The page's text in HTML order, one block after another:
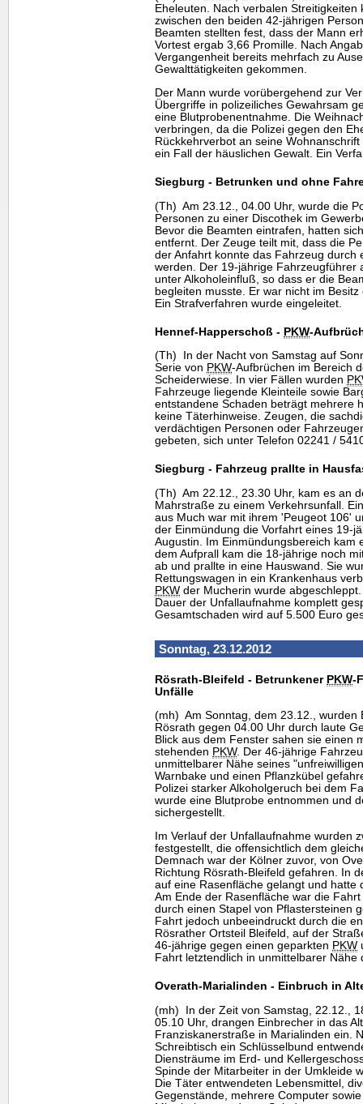
Eheleuten. Nach verbalen
zwischen den beiden 42-jährigen
Beamten stellten fest, dass der Mann
Vortest ergab 3,66 Promille. Nach
Vergangenheit bereits mehrfach zu
Gewalttätigkeiten gekommen.
Der Mann wurde vorübergehend zur
Übergriffe in polizeiliches Gewahrsam
eine Blutprobenentnahme. Die
verbringen, da die Polizei gegen den
Rückkehrverbot an seine
ein Fall der häuslichen Gewalt. Ein
Siegburg - Betrunken und ohne
(Th) Am 23.12., 04.00 Uhr, wurde die
Personen zu einer Discothek im
Bevor die Beamten eintrafen, hatten
entfernt. Der Zeuge teilt mit, dass die
der Anfahrt konnte das Fahrzeug durch
werden. Der 19-jährige Fahrzeugführer
unter Alkoholeinfluß, so dass er die
begleiten musste. Er war nicht im
Ein Strafverfahren wurde eingeleitet.
Hennef-Happerschoß - PKW-
(Th) In der Nacht von Samstag auf
Serie von PKW-Aufbrüchen im Bereich
Scheiderwiese. In vier Fällen wurden
Fahrzeuge liegende Kleinteile sowie
entstandene Schaden beträgt mehrere
keine Täterhinweise. Zeugen, die
verdächtigen Personen oder
gebeten, sich unter Telefon 02241 /
Siegburg - Fahrzeug prallte in
(Th) Am 22.12., 23.30 Uhr, kam es an
Mahrstraße zu einem Verkehrsunfall.
aus Much war mit ihrem 'Peugeot 106'
der Einmündung die Vorfahrt eines 19-
Augustin. Im Einmündungsbereich kam
dem Aufprall kam die 18-jährige noch
ab und prallte in eine Hauswand. Sie
Rettungswagen in ein Krankenhaus
PKW der Mucherin wurde
Dauer der Unfallaufnahme komplett
Gesamtschaden wird auf 5.500 Euro
Sonntag, 23.12.2012
Rösrath-Bleifeld - Betrunkener PKW-
Unfälle
(mh) Am Sonntag, dem 23.12., wurden
Rösrath gegen 04.00 Uhr durch laute
Blick aus dem Fenster sahen sie einen
stehenden PKW. Der 46-jährige
unmittelbarer Nähe seines
Warnbake und einen Pflanzkübel
Polizei starker Alkoholgeruch bei dem
wurde eine Blutprobe entnommen und
sichergestellt.
Im Verlauf der Unfallaufnahme wurden
festgestellt, die offensichtlich dem
Demnach war der Kölner zuvor, von
Richtung Rösrath-Bleifeld gefahren. In
auf eine Rasenfläche gelangt und hatte
Am Ende der Rasenfläche war die
durch einen Stapel von Pflastersteinen
Fahrt jedoch unbeeindruckt durch die
Rösrather Ortsteil Bleifeld, auf der
46-jährige gegen einen geparkten PKW
Fahrt letztendlich in unmittelbarer
Overath-Marialinden - Einbruch in
(mh) In der Zeit von Samstag, 22.12.,
05.10 Uhr, drangen Einbrecher in das
Franziskanerstraße in Marialinden ein.
Schreibtisch ein Schlüsselbund
Diensträume im Erd- und
Spinde der Mitarbeiter in der Umkleide
Die Täter entwendeten Lebensmittel,
Gegenstände, mehrere Computer